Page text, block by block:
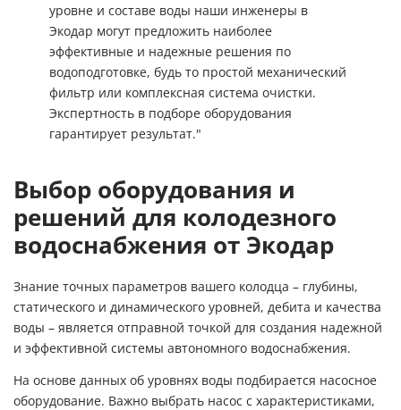
уровне и составе воды наши инженеры в
Экодар могут предложить наиболее
эффективные и надежные решения по
водоподготовке, будь то простой механический
фильтр или комплексная система очистки.
Экспертность в подборе оборудования
гарантирует результат."
Выбор оборудования и
решений для колодезного
водоснабжения от Экодар
Знание точных параметров вашего колодца – глубины,
статического и динамического уровней, дебита и качества
воды – является отправной точкой для создания надежной
и эффективной системы автономного водоснабжения.
На основе данных об уровнях воды подбирается насосное
оборудование. Важно выбрать насос с характеристиками,